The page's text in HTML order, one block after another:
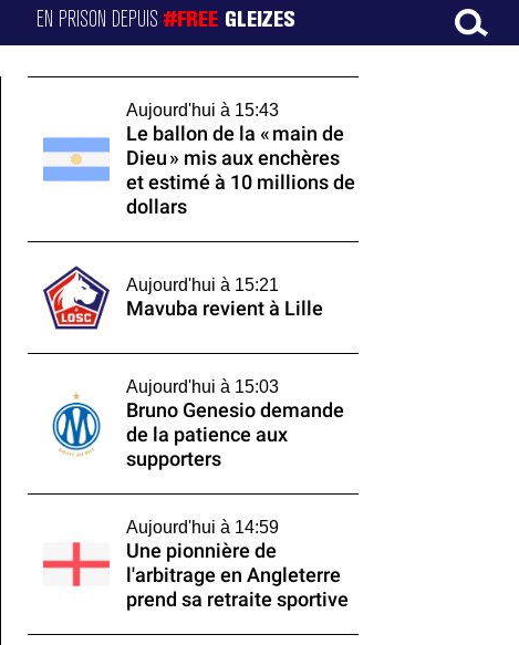
EN PRISON DEPUIS#FREE GLEIZES
Aujourd'hui à 15:43
Le ballon de la « main de
Dieu » mis aux enchères
et estimé à 10 millions de
dollars
Aujourd'hui à 15:21
Mavuba revient à Lille
Aujourd'hui à 15:03
Bruno Genesio demande
de la patience aux
supporters
Aujourd'hui à 14:59
Une pionnière de
l'arbitrage en Angleterre
prend sa retraite sportive